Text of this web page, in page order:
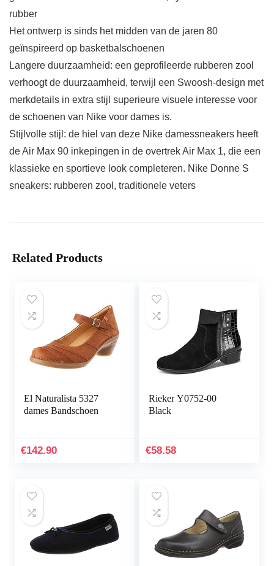
rubber
Het ontwerp is sinds het midden van de jaren 80
geïnspireerd op basketbalschoenen
Langere duurzaamheid: een geprofileerde rubberen zool
verhoogt de duurzaamheid, terwijl een Swoosh-design met
merkdetails in extra stijl superieure visuele interesse voor
de schoenen van Nike voor dames is.
Stijlvolle stijl: de hiel van deze Nike damessneakers heeft
de Air Max 90 inkepingen in de overtrek Air Max 1, die een
klassieke en sportieve look completeren. Nike Donne S
sneakers: rubberen zool, traditionele veters
Related Products
El Naturalista 5327
dames Bandschoen
€142.90
Rieker Y0752-00
Black
€58.58